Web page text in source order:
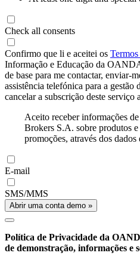
Check all consents
Confirmo que li e aceitei os
Informação e Educação da
de base para me contactar, enviar-
assistência telefónica para a
cancelar a subscrição deste serviço
Aceito receber informações
Brokers S.A. sobre produtos
promoções, através dos
E-mail
SMS/MMS
Abrir uma conta demo »
Política de Privacidade da
de demonstração, informações e